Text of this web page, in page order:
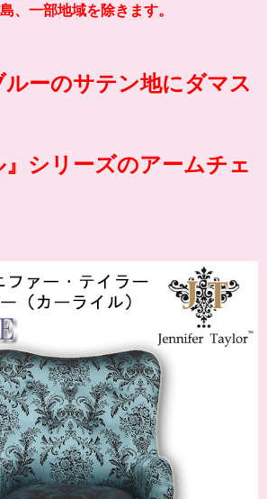
、一部地域を除きます。
ーのサテン地にダマス
』シリーズのアームチェ